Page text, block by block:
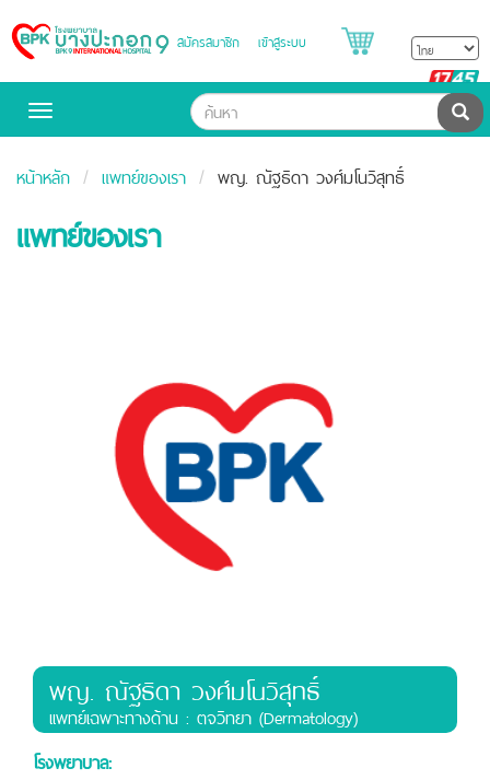
Bangpakok
Hospital
สมัครสมาชิก เข้าสู่ระบบ
Toggle
ค้น
หน้าหลัก แพทย์ของเรา พญ. ณัฐธิดา วงศ์มโนวิสุทธิ์
แพทย์ของเรา
พญ. ณัฐธิดา วงศ์มโนวิสุทธิ์
เเพทย์เฉพาะทางด้าน : ตจวิทยา (Dermatology)
โรงพยาบาล: